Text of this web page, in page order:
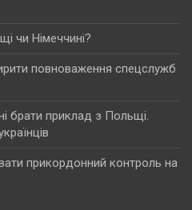
чи Німеччині?
повноваження спецслужб
брати приклад з Польщі.
прикордонний контроль на